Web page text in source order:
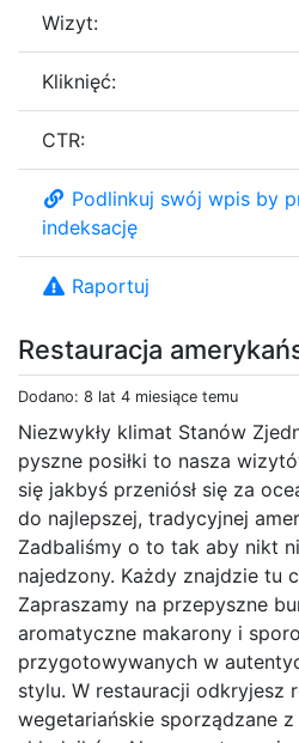
Restauracja
Dodano: 8 lat 4 miesiące temu
Niezwykły klimat Stanów
pyszne posiłki to nasza
się jakbyś przeniósł się za
do najlepszej, tradycyjnej
Zadbaliśmy o to tak aby nikt
najedzony. Każdy znajdzie tu
Zapraszamy na przepyszne
aromatyczne makarony i
przygotowywanych w
stylu. W restauracji odkryjesz
wegetariańskie sporządzane
Wizyt:
Kliknięć:
CTR:
Podlinkuj swój wpis by
indeksację
Raportuj